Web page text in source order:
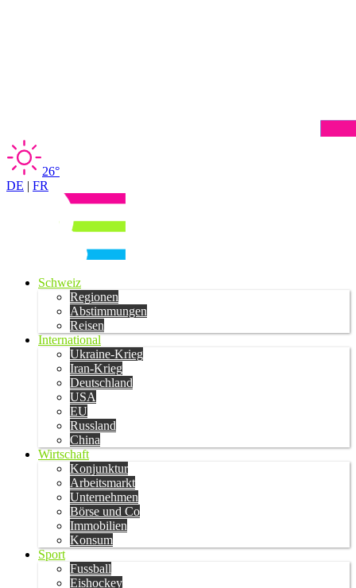
26°
DE | FR
Schweiz
Regionen
Abstimmungen
Reisen
International
Ukraine-Krieg
Iran-Krieg
Deutschland
USA
EU
Russland
China
Wirtschaft
Konjunktur
Arbeitsmarkt
Unternehmen
Börse und Co
Immobilien
Konsum
Sport
Fussball
Eishockey